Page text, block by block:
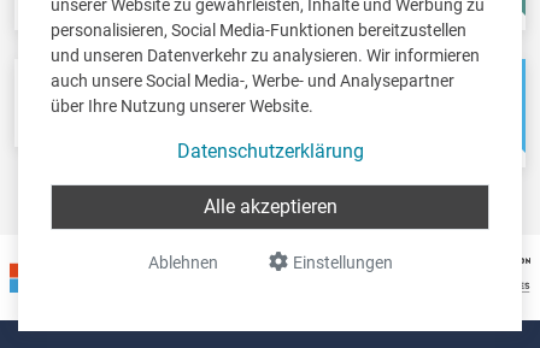
unserer Website zu gewährleisten, Inhalte und Werbung zu
personalisieren, Social Media-Funktionen bereitzustellen
und unseren Datenverkehr zu analysieren. Wir informieren
auch unsere Social Media-, Werbe- und Analysepartner
über Ihre Nutzung unserer Website.
Datenschutzerklärung
Einstellungen
Ablehnen
Alle akzeptieren
Pos-in
Kassensystem
Net-in
Webshops &